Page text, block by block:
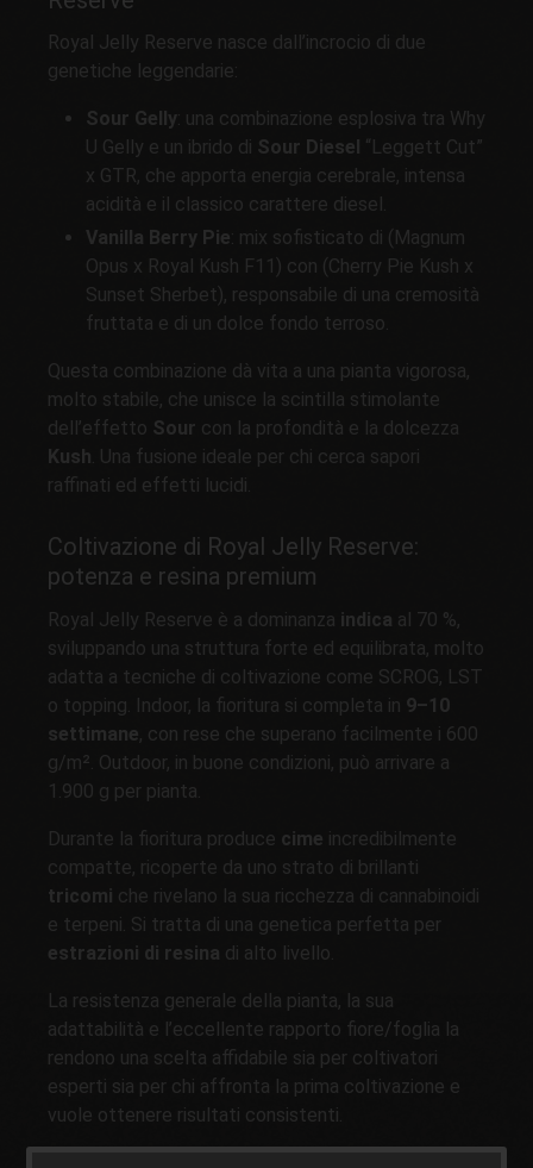
Royal Jelly Reserve nasce dall’incrocio di due
genetiche leggendarie:
Sour Gelly: una combinazione esplosiva tra Why
U Gelly e un ibrido di Sour Diesel “Leggett Cut”
x GTR, che apporta energia cerebrale, intensa
acidità e il classico carattere diesel.
Vanilla Berry Pie: mix sofisticato di (Magnum
Opus x Royal Kush F11) con (Cherry Pie Kush x
Sunset Sherbet), responsabile di una cremosità
fruttata e di un dolce fondo terroso.
Questa combinazione dà vita a una pianta vigorosa,
molto stabile, che unisce la scintilla stimolante
dell’effetto Sour con la profondità e la dolcezza
Kush. Una fusione ideale per chi cerca sapori
raffinati ed effetti lucidi.
Coltivazione di Royal Jelly Reserve:
potenza e resina premium
Royal Jelly Reserve è a dominanza indica al 70 %,
sviluppando una struttura forte ed equilibrata, molto
adatta a tecniche di coltivazione come SCROG, LST
o topping. Indoor, la fioritura si completa in 9–10
settimane, con rese che superano facilmente i 600
g/m². Outdoor, in buone condizioni, può arrivare a
1.900 g per pianta.
Durante la fioritura produce cime incredibilmente
compatte, ricoperte da uno strato di brillanti
tricomi che rivelano la sua ricchezza di cannabinoidi
e terpeni. Si tratta di una genetica perfetta per
estrazioni di resina di alto livello.
La resistenza generale della pianta, la sua
adattabilità e l’eccellente rapporto fiore/foglia la
rendono una scelta affidabile sia per coltivatori
esperti sia per chi affronta la prima coltivazione e
vuole ottenere risultati consistenti.